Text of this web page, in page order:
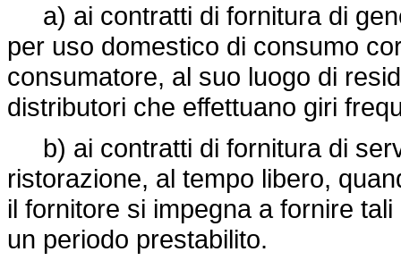
a) ai contratti di fornitura di
per uso domestico di consumo
consumatore, al suo luogo di
distributori che effettuano giri
b) ai contratti di fornitura di
ristorazione, al tempo libero,
il fornitore si impegna a fornire
un periodo prestabilito.